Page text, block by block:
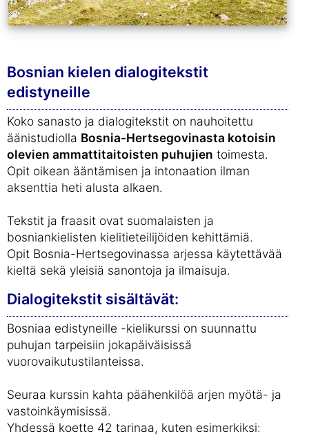
Bosnian kielen dialogitekstit
edistyneille
Koko sanasto ja dialogitekstit on nauhoitettu
äänistudiolla Bosnia-Hertsegovinasta kotoisin
olevien ammattitaitoisten puhujien toimesta.
Opit oikean ääntämisen ja intonaation ilman
aksenttia heti alusta alkaen.
Tekstit ja fraasit ovat suomalaisten ja
bosniankielisten kielitieteilijöiden kehittämiä.
Opit Bosnia-Hertsegovinassa arjessa käytettävää
kieltä sekä yleisiä sanontoja ja ilmaisuja.
Dialogitekstit sisältävät:
Bosniaa edistyneille -kielikurssi on suunnattu
puhujan tarpeisiin jokapäiväisissä
vuorovaikutustilanteissa.
Seuraa kurssin kahta päähenkilöä arjen myötä- ja
vastoinkäymisissä.
Yhdessä koette 42 tarinaa, kuten esimerkiksi: